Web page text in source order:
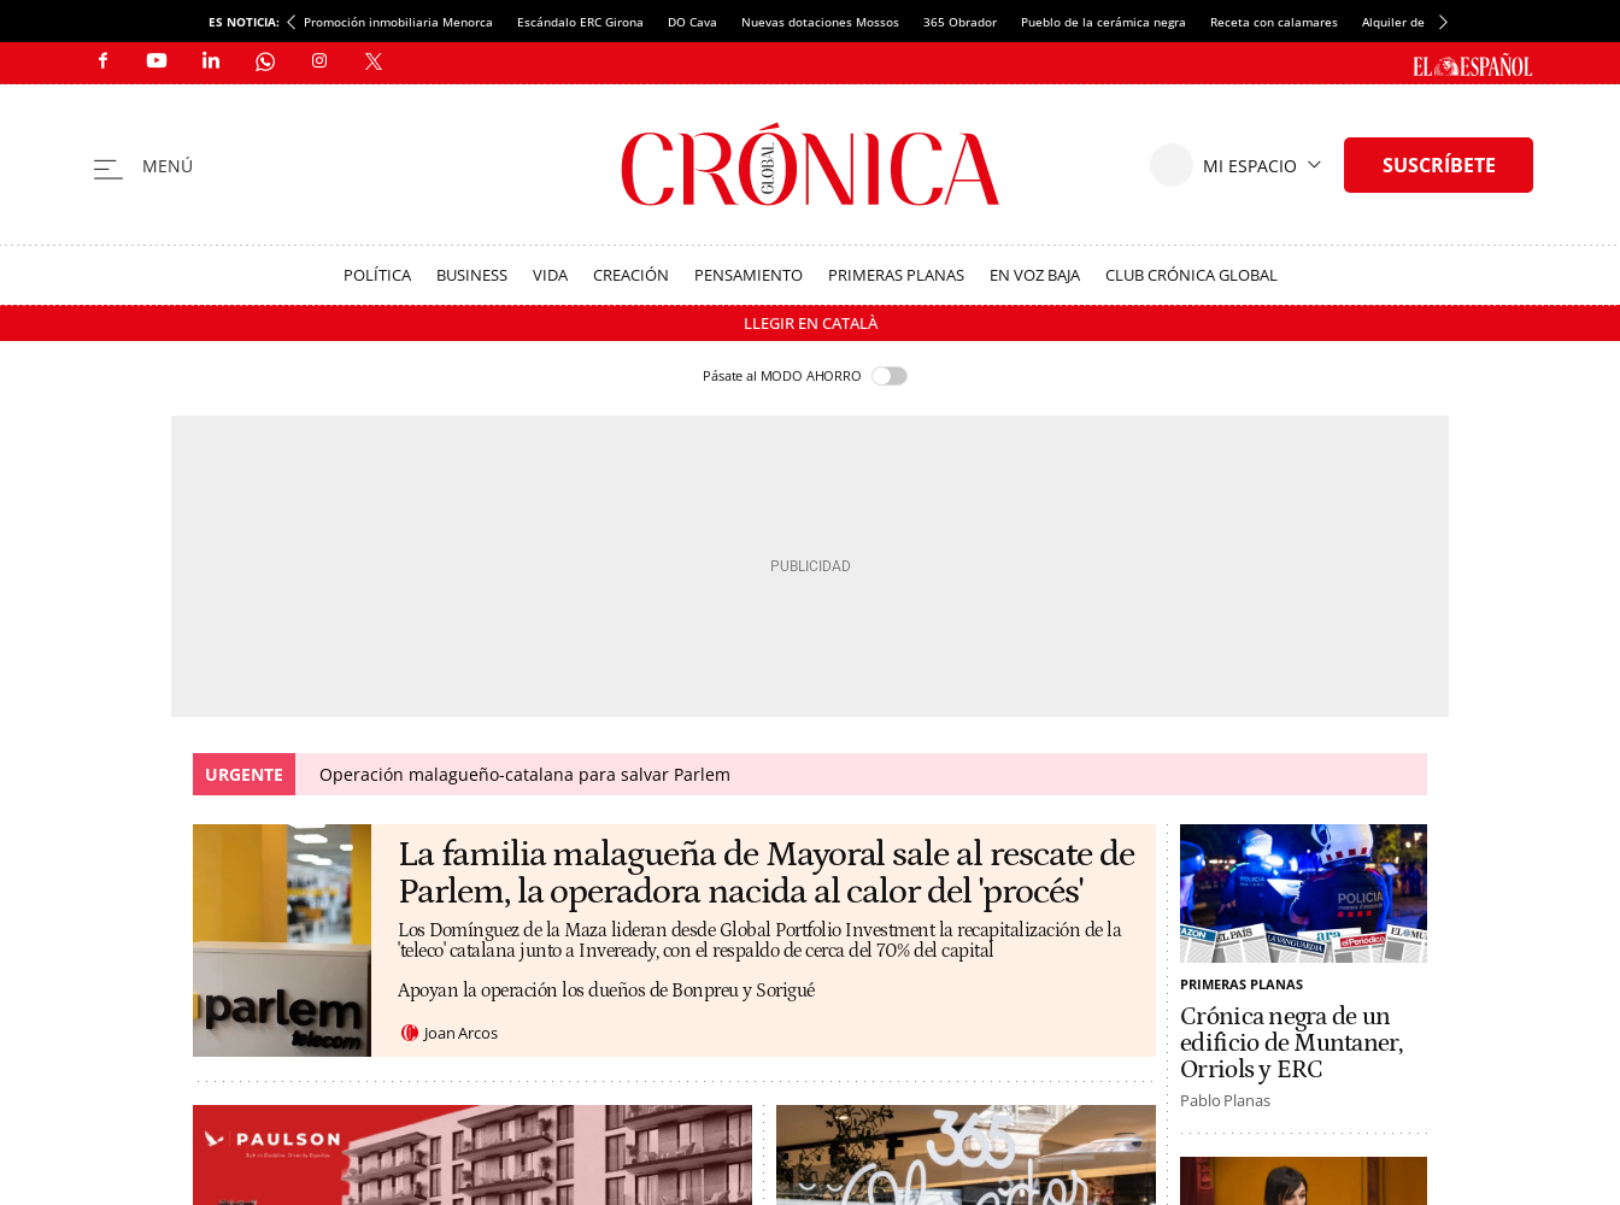
ES NOTICIA: Promoción inmobiliaria Menorca Escándalo ERC Girona DO Cava Nuevas dotaciones Mossos 365 Obrador Pueblo de la cerámica negra Receta con calamares Alquiler de habitaciones en España
POLÍTICA BUSINESS VIDA CREACIÓN PENSAMIENTO PRIMERAS PLANAS EN VOZ BAJA CLUB CRÓNICA GLOBAL
LLEGIR EN CATALÀ
Pásate al MODO AHORRO
URGENTE Operación malagueño-catalana para salvar Parlem
La familia malagueña de Mayoral sale al rescate de
Parlem, la operadora nacida al calor del 'procés'
Los Domínguez de la Maza lideran desde Global Portfolio Investment la recapitalización de la
'teleco' catalana junto a Inveready, con el respaldo de cerca del 70% del capital
Apoyan la operación los dueños de Bonpreu y Sorigué
Joan Arcos
PRIMERAS PLANAS
Crónica negra de un
edificio de Muntaner,
Orriols y ERC
Pablo Planas